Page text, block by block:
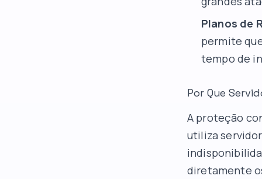
Planos de
permite
tempo de
Por Que
A proteção
utiliza
diretamente